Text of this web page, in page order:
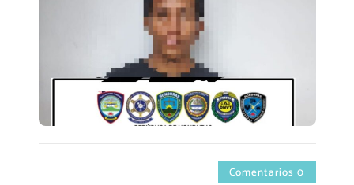
Comentarios 0